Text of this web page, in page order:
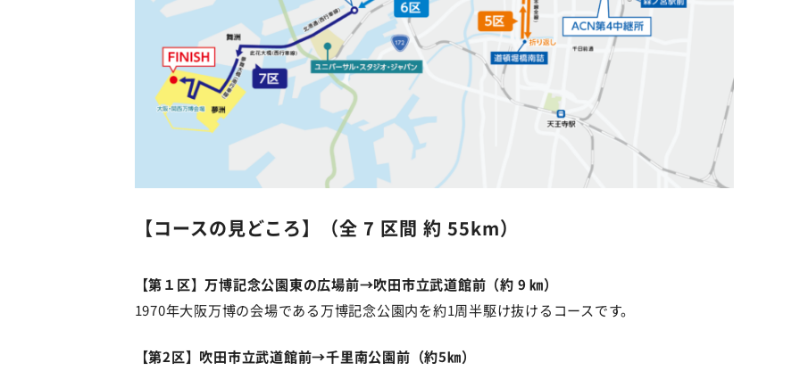
【コースの見どころ】（全 7 区間 約 55km）
【第１区】万博記念公園東の広場前→吹田市立武道館前（約 9 ㎞）
1970年大阪万博の会場である万博記念公園内を約1周半駆け抜けるコースです。
【第2区】吹田市立武道館前→千里南公園前（約5㎞）